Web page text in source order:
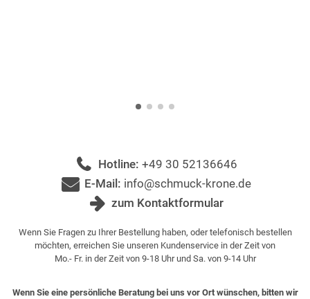
Hotline: +49 30 52136646
E-Mail: info@schmuck-krone.de
zum Kontaktformular
Wenn Sie Fragen zu Ihrer Bestellung haben, oder telefonisch bestellen
möchten, erreichen Sie unseren Kundenservice in der Zeit von
Mo.- Fr. in der Zeit von 9-18 Uhr und Sa. von 9-14 Uhr
Wenn Sie eine persönliche Beratung bei uns vor Ort wünschen, bitten wir